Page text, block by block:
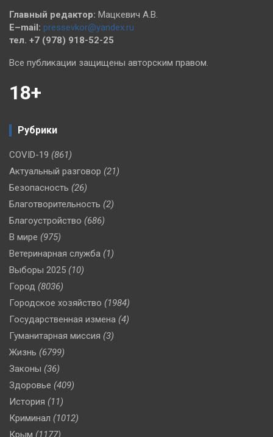
Главный редактор: Мацкевич А.В.
E–mail: pressevkor@yandex.ru
тел. +7 (978) 918-52-25
Все публикации защищены авторским правом.
18+
Рубрики
COVID-19 (861)
Актуальный разговор (21)
Безопасность (26)
Благотворительность (2)
Благоустройство (686)
В мире (975)
Ветеринарная служба (1)
Выборы 2025 (10)
Город (8036)
Городское хозяйство (1984)
Государственная измена (4)
Гуманитарная миссия (3)
Жизнь (6799)
Законы (36)
Здоровье (409)
История (11)
Криминал (1012)
Крым (1177)